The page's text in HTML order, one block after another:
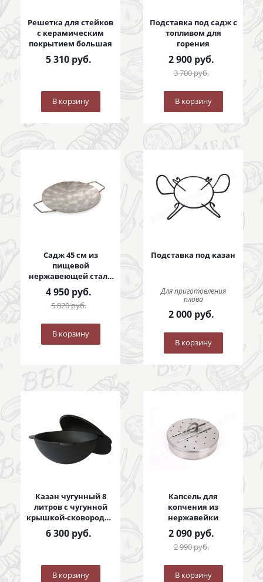
Решетка для стейков
с керамическим
покрытием большая
5 310руб.
В корзину
Подставка под садж с
топливом для
горения
2 900руб.
3 700руб.
В корзину
Садж 45 см из
пищевой
нержавеющей стали
с коваными ручками
4 950руб.
5 820руб.
В корзину
Подставка под казан
Для приготовления
плова
2 000руб.
В корзину
Казан чугунный 8
литров с чугунной
крышкой-сковородой
8 литров
6 300руб.
В корзину
Капсель для
копчения из
нержавейки
2 090руб.
2 990руб.
В корзину